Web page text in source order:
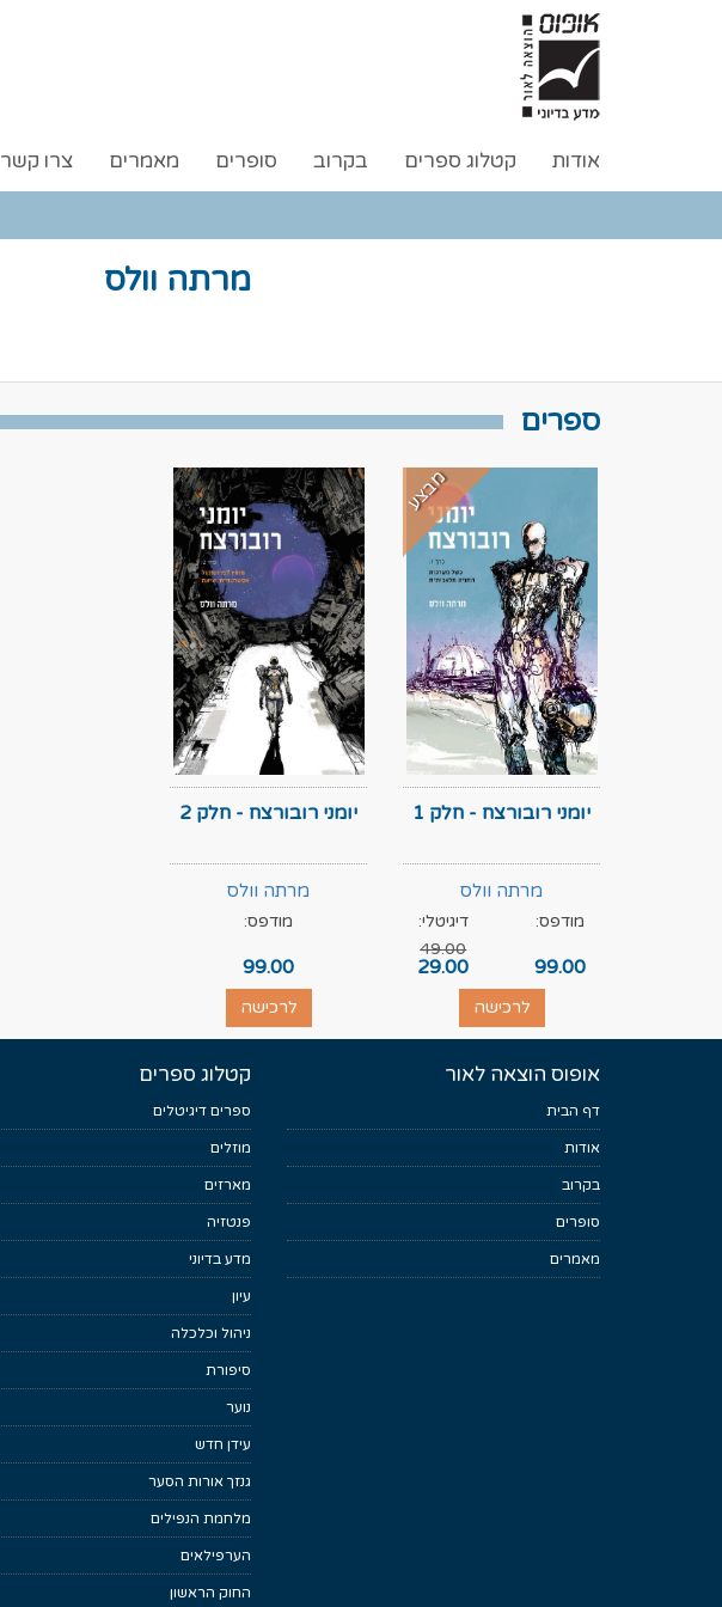
אודות קטלוג ספרים בקרוב סופרים מאמרים צרו קשר
מרתה וולס
ספרים
מבצע
יומני רובורצח - חלק 1
מרתה וולס
מודפס:
99.00
דיגיטלי:
49.00
29.00
לרכישה
יומני רובורצח - חלק 2
מרתה וולס
מודפס:
99.00
לרכישה
אופוס הוצאה לאור
דף הבית
אודות
בקרוב
סופרים
מאמרים
קטלוג ספרים
ספרים דיגיטלים
מוזלים
מארזים
פנטזיה
מדע בדיוני
עיון
ניהול וכלכלה
סיפורת
נוער
עידן חדש
גנזך אורות הסער
מלחמת הנפילים
הערפילאים
החוק הראשון